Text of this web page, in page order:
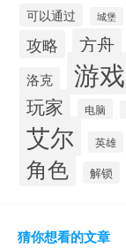
可以通过 城堡
攻略 方舟
洛克 游戏
玩家 电脑
艾尔 英雄
角色 解锁
猜你想看的文章